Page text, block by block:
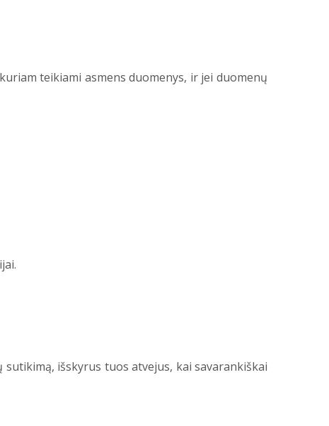
teikiami asmens duomenys, ir jei duomenų
išskyrus tuos atvejus, kai savarankiškai